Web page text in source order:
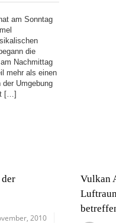
am Sonntag
die
Nachmittag
mehr als einen
Umgebung
[…]
2010
Vulkan